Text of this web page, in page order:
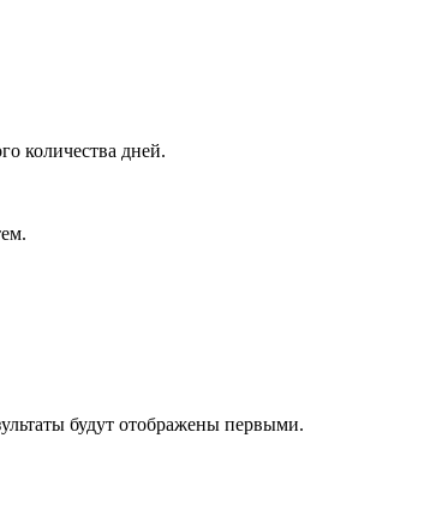
количества дней.
будут отображены первыми.